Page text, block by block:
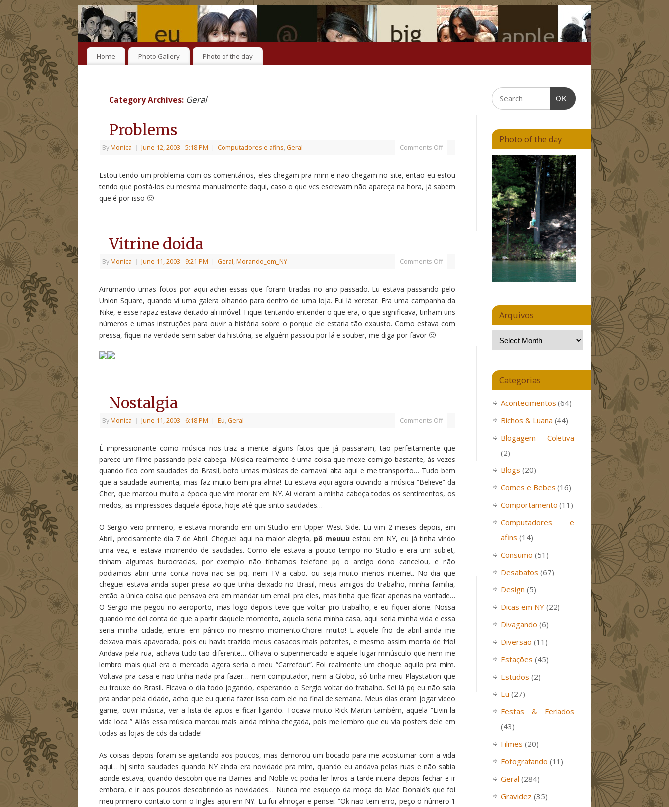
Home Photo Gallery Photo of the day
Category Archives: Geral
Problems
ByMonica | June 12, 2003 - 5:18 PM | Computadores e afins, Geral Comments Off
Estou tendo um problema com os comentários, eles chegam pra mim e não chegam no site, então eu estou
tendo que postá-los eu mesma manualmente daqui, caso o que vcs escrevam não apareça na hora, já sabem
que é por isso 🙂
Vitrine doida
ByMonica | June 11, 2003 - 9:21 PM | Geral, Morando_em_NY Comments Off
Arrumando umas fotos por aqui achei essas que foram tiradas no ano passado. Eu estava passando pelo
Union Square, quando vi uma galera olhando para dentro de uma loja. Fui lá xeretar. Era uma campanha da
Nike, e esse rapaz estava deitado ali imóvel. Fiquei tentando entender o que era, o que significava, tinham uns
números e umas instruções para ouvir a história sobre o porque ele estaria tão exausto. Como estava com
pressa, fiquei na verdade sem saber da história, se alguém passou por lá e souber, me diga por favor 🙂
Nostalgia
ByMonica | June 11, 2003 - 6:18 PM | Eu, Geral Comments Off
É impressionante como música nos traz a mente alguns fatos que já passaram, tão perfeitamente que
parece um filme passando pela cabeça. Música realmente é uma coisa que mexe comigo bastante, às vezes
quando fico com saudades do Brasil, boto umas músicas de carnaval alta aqui e me transporto… Tudo bem
que a saudade aumenta, mas faz muito bem pra alma! Eu estava aqui agora ouvindo a música “Believe” da
Cher, que marcou muito a época que vim morar em NY. Aí vieram a minha cabeça todos os sentimentos, os
medos, as impressões daquela época, hoje até que sinto saudades…
O Sergio veio primeiro, e estava morando em um Studio em Upper West Side. Eu vim 2 meses depois, em
Abril, precisamente dia 7 de Abril. Cheguei aqui na maior alegria, pô meuuuestou em NY, eu já tinha vindo
uma vez, e estava morrendo de saudades. Como ele estava a pouco tempo no Studio e era um sublet,
tinham algumas burocracias, por exemplo não tínhamos telefone pq o antigo dono cancelou, e não
podiamos abrir uma conta nova não sei pq, nem TV a cabo, ou seja muito menos internet. No dia que
cheguei estava ainda super presa ao que tinha deixado no Brasil, meus amigos do trabalho, minha família,
então a única coisa que pensava era em mandar um email pra eles, mas tinha que ficar apenas na vontade…
O Sergio me pegou no aeroporto, mas logo depois teve que voltar pro trabalho, e eu fiquei alone. Nossa
quando me dei conta de que a partir daquele momento, aquela seria minha casa, aqui seria minha vida e essa
seria minha cidade, entrei em pânico no mesmo momento.Chorei muito! E aquele frio de abril ainda me
deixava mais apavorada, pois eu havia trazido meus casacos mais potentes, e mesmo assim morria de frio!
Andava pela rua, achava tudo tão diferente… Olhava o supermercado e aquele lugar minúsculo que nem me
lembro mais qual era o mercado agora seria o meu “Carrefour”. Foi realmente um choque aquilo pra mim.
Voltava pra casa e não tinha nada pra fazer… nem computador, nem a Globo, só tinha meu Playstation que
eu trouxe do Brasil. Ficava o dia todo jogando, esperando o Sergio voltar do trabalho. Sei lá pq eu não saía
pra andar pela cidade, acho que eu queria fazer isso com ele no final de semana. Meus dias eram jogar vídeo
game, ouvir música, ver a lista de aptos e ficar ligando. Tocava muito Rick Martin também, aquela “Livin la
vida loca ” Aliás essa música marcou mais ainda minha chegada, pois me lembro que eu via posters dele em
todas as lojas de cds da cidade!
As coisas depois foram se ajeitando aos poucos, mas demorou um bocado para me acostumar com a vida
aqui… hj sinto saudades quando NY ainda era novidade pra mim, quando eu andava pelas ruas e não sabia
aonde estava, quando descobri que na Barnes and Noble vc podia ler livros a tarde inteira depois fechar e ir
embora, e ir aos poucos descobrindo as novidades… Nunca me esqueço da moça do Mac Donald’s que foi
meu primeiro contato com o Ingles aqui em NY. Eu fui almoçar e pensei: “Ok não tem erro, peço o número 1
OK
Photo of the day
Arquivos
Categorias
Acontecimentos (64)
Bichos & Luana (44)
Blogagem Coletiva
(2)
Blogs (20)
Comes e Bebes (16)
Comportamento (11)
Computadores e
afins (14)
Consumo (51)
Desabafos (67)
Design (5)
Dicas em NY (22)
Divagando (6)
Diversão (11)
Estações (45)
Estudos (2)
Eu (27)
Festas & Feriados
(43)
Filmes (20)
Fotografando (11)
Geral (284)
Gravidez (35)